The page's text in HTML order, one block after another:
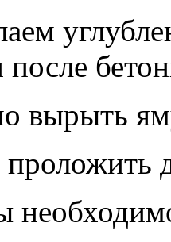
вырыть